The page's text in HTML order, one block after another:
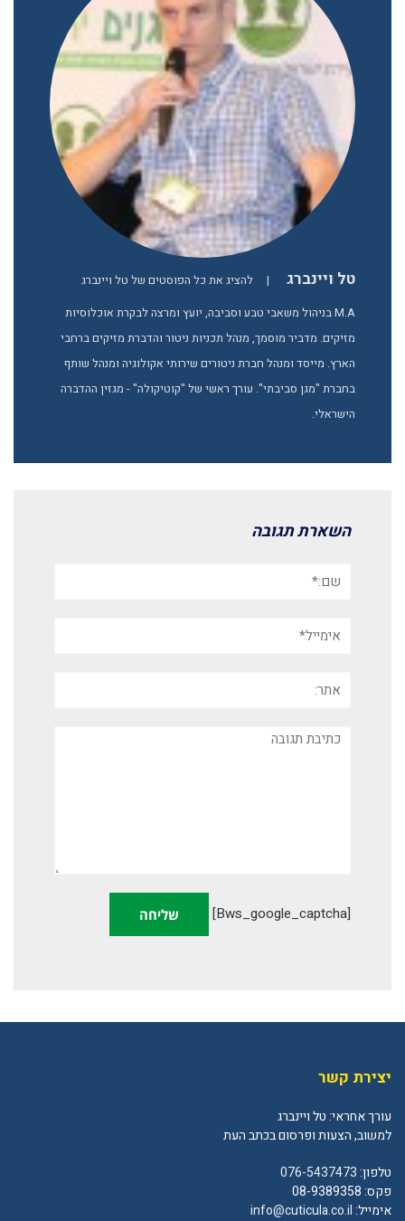
טל ויינברג |
להציג את כל הפוסטים של טל ויינברג
M.A בניהול משאבי טבע וסביבה, יועץ ומרצה לבקרת אוכלוסיות
מזיקים. מדביר מוסמך, מנהל תכניות ניטור והדברת מזיקים ברחבי
הארץ. מייסד ומנהל חברת ניטורים שירותי אקולוגיה ומנהל שותף
בחברת "מגן סביבתי". עורך ראשי של "קוטיקולה" - מגזין ההדברה
הישראלי.
השארת תגובה
תגובה
[bws_google_captcha]
יצירת קשר
עורך אחראי: טל ויינברג
למשוב, הצעות ופרסום בכתב העת
טלפון:076-5437473
פקס: 08-9389358
אימייל:info@cuticula.co.il